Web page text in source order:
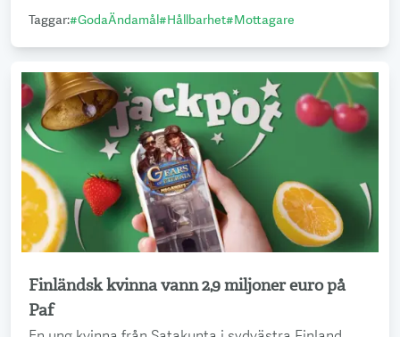
Taggar:#GodaÄndamål#Hållbarhet#Mottagare
Finländsk kvinna vann 2,9 miljoner euro på
Paf
Läs mer